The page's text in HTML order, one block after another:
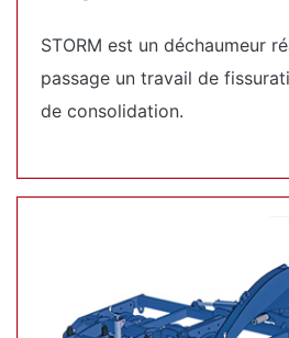
STORM est un déchaumeur
passage un travail de
de consolidation.